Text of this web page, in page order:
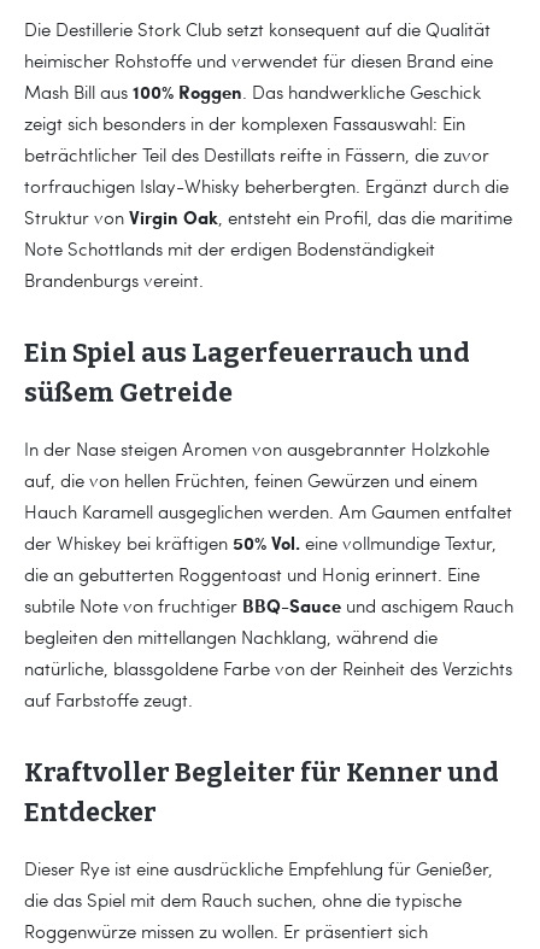
Die Destillerie Stork Club setzt konsequent auf die Qualität
heimischer Rohstoffe und verwendet für diesen Brand eine
Mash Bill aus 100% Roggen. Das handwerkliche Geschick
zeigt sich besonders in der komplexen Fassauswahl: Ein
beträchtlicher Teil des Destillats reifte in Fässern, die zuvor
torfrauchigen Islay-Whisky beherbergten. Ergänzt durch die
Struktur von Virgin Oak, entsteht ein Profil, das die maritime
Note Schottlands mit der erdigen Bodenständigkeit
Brandenburgs vereint.
Ein Spiel aus Lagerfeuerrauch und
süßem Getreide
In der Nase steigen Aromen von ausgebrannter Holzkohle
auf, die von hellen Früchten, feinen Gewürzen und einem
Hauch Karamell ausgeglichen werden. Am Gaumen entfaltet
der Whiskey bei kräftigen 50% Vol. eine vollmundige Textur,
die an gebutterten Roggentoast und Honig erinnert. Eine
subtile Note von fruchtiger BBQ-Sauce und aschigem Rauch
begleiten den mittellangen Nachklang, während die
natürliche, blassgoldene Farbe von der Reinheit des Verzichts
auf Farbstoffe zeugt.
Kraftvoller Begleiter für Kenner und
Entdecker
Dieser Rye ist eine ausdrückliche Empfehlung für Genießer,
die das Spiel mit dem Rauch suchen, ohne die typische
Roggenwürze missen zu wollen. Er präsentiert sich